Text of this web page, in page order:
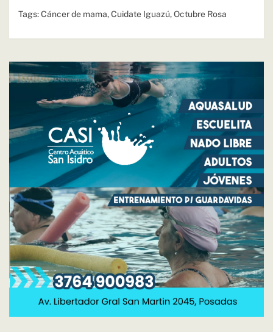
Tags:Cáncer de mama,Cuidate Iguazú,Octubre Rosa